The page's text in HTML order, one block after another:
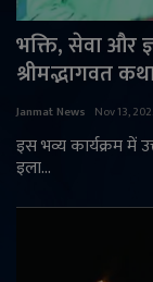
भक्ति, सेवा और
श्रीमद्भागवत
Janmat News Nov 13,
इस भव्य कार्यक्रम में
इला...